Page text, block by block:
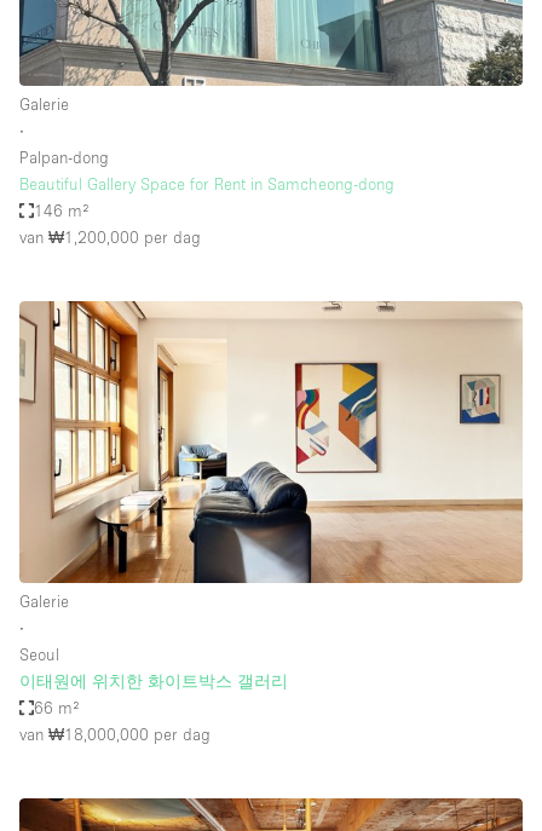
Galerie
∙
Palpan-dong
Beautiful Gallery Space for Rent in Samcheong-dong
146 m²
van ₩1,200,000 per dag
Galerie
∙
Seoul
이태원에 위치한 화이트박스 갤러리
66 m²
van ₩18,000,000 per dag